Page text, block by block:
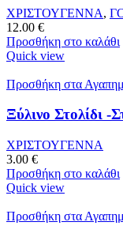
ΧΡΙΣΤΟΥΓΕΝΝΑ,
12.00 €
Προσθήκη στο καλάθι
Quick view
Προσθήκη στα
Ξύλινο Στολίδι -
ΧΡΙΣΤΟΥΓΕΝΝΑ
3.00 €
Προσθήκη στο καλάθι
Quick view
Προσθήκη στα